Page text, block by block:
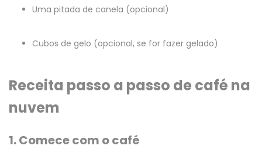
Uma pitada de canela (opcional)
Cubos de gelo (opcional, se for fazer gelado)
Receita passo a passo de café na
nuvem
1. Comece com o café